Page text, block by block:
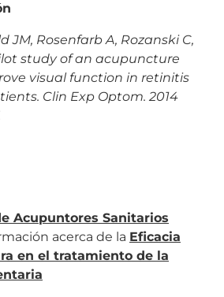
JM, Rosenfarb A, Rozanski C,
study of an acupuncture
visual function in retinitis
Clin Exp Optom. 2014
Acupuntores Sanitarios
acerca de la Eficacia
en el tratamiento de la